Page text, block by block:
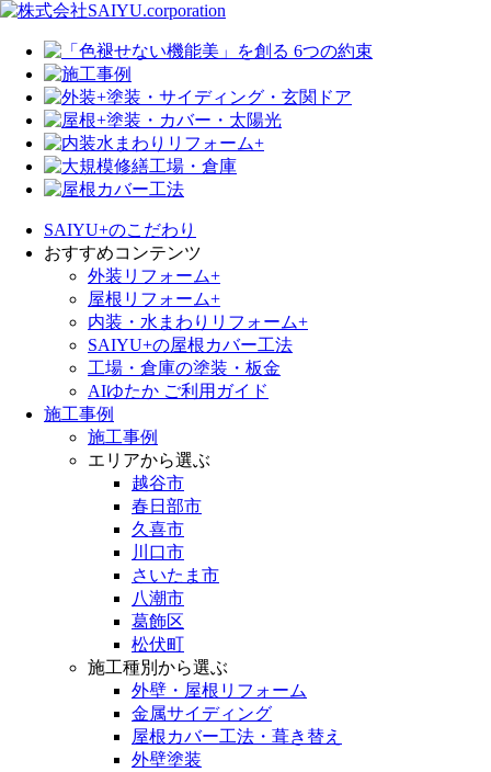
SAIYU+のこだわり
おすすめコンテンツ
外装リフォーム+
屋根リフォーム+
内装・水まわりリフォーム+
SAIYU+の屋根カバー工法
工場・倉庫の塗装・板金
AIゆたか ご利用ガイド
施工事例
施工事例
エリアから選ぶ
越谷市
春日部市
久喜市
川口市
さいたま市
八潮市
葛飾区
松伏町
施工種別から選ぶ
外壁・屋根リフォーム
金属サイディング
屋根カバー工法・葺き替え
外壁塗装